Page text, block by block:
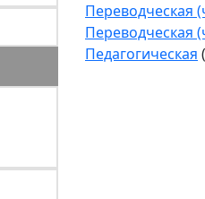
Переводческая
Переводческая
Педагогическая (